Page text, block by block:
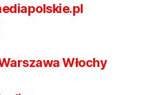
Włochy